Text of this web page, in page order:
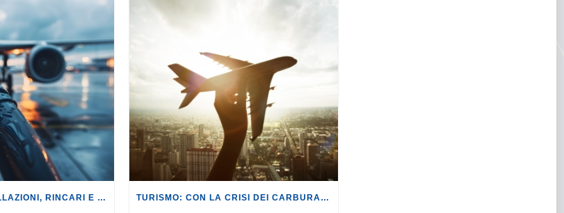
TURISMO: CANCELLAZIONI, RINCARI E MAGGIORAZIONI DI VOLI E PRENOTAZIONI. TURISMO: CON LA CRISI DEI CARBURANTI, VOLI A RISCHIO CANCELLAZIONE O RINCARO.